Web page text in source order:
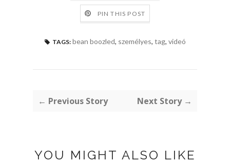
PIN THIS POST
TAGS: bean boozled, személyes, tag, videó
← Previous Story Next Story →
YOU MIGHT ALSO LIKE